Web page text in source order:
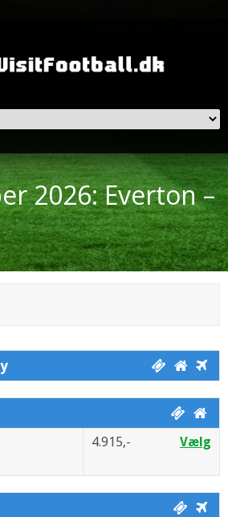
2026: Everton –
4.915,- Vælg